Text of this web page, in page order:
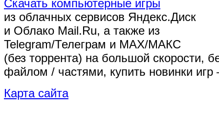
Скачать компьютерные игры
из облачных сервисов Яндекс.Диск
и Облако Mail.Ru, а также из
Telegram/Телеграм и MAX/МАКС
(без торрента) на большой скорости,
файлом / частями, купить новинки
Карта сайта